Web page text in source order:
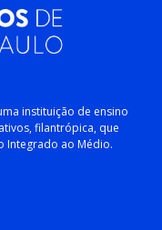
instituição de ensino
filantrópica, que
Integrado ao Médio.